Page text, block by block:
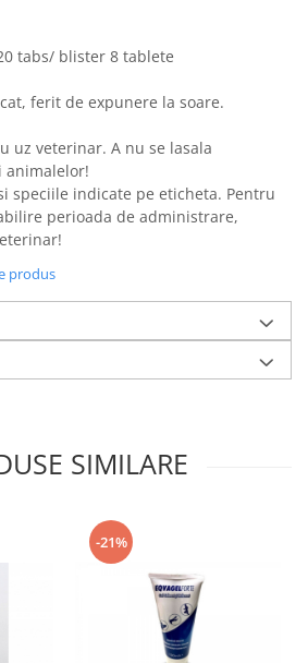
tabs/ blister 8 tablete
ferit de expunere la soare.
uz veterinar. A nu se lasala
animalelor!
speciile indicate pe eticheta. Pentru
perioada de administrare,
produs
SIMILARE
-21%